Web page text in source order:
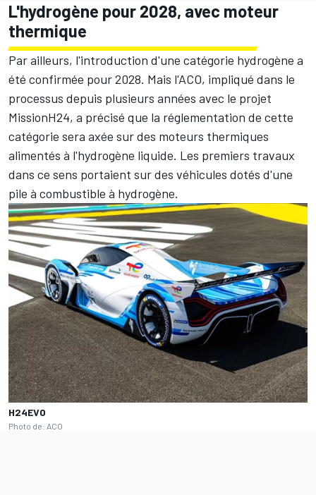
L'hydrogène pour 2028, avec moteur
thermique
Par ailleurs, l'introduction d'une catégorie hydrogène a
été confirmée pour 2028. Mais l'ACO, impliqué dans le
processus depuis plusieurs années avec le projet
MissionH24, a précisé que la réglementation de cette
catégorie sera axée sur des moteurs thermiques
alimentés à l'hydrogène liquide. Les premiers travaux
dans ce sens portaient sur des véhicules dotés d'une
pile à combustible à hydrogène.
H24EVO
Photo de: ACO